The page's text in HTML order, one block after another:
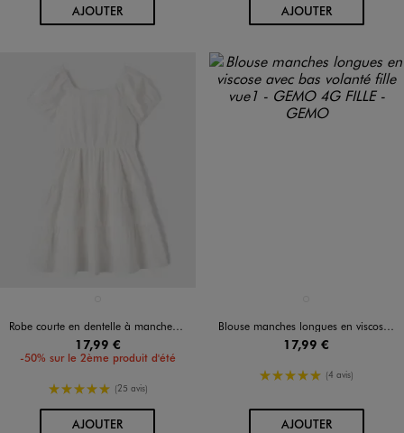
AJOUTERAU PANIER AJOUTERAU PANIER
Robe courte en dentelle à manches courtes bouffantes fille
17,99 €
-50% sur le 2ème produit d'été
5/5 de moyenne
(25 avis)
AJOUTERAU PANIER
Blouse manches longues en viscose avec bas volanté fille
17,99 €
5/5 de moyenne
(4 avis)
AJOUTERAU PANIER